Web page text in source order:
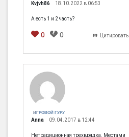
Kvjvh86 18.10.2022 в 06:53
А есть 1 и 2 часть?
0 0 Цитировать
ИГРОВОЙ ГУРУ
Anna 09.04.2017 в 12:44
Нетрадиционная трехврядка. Местами